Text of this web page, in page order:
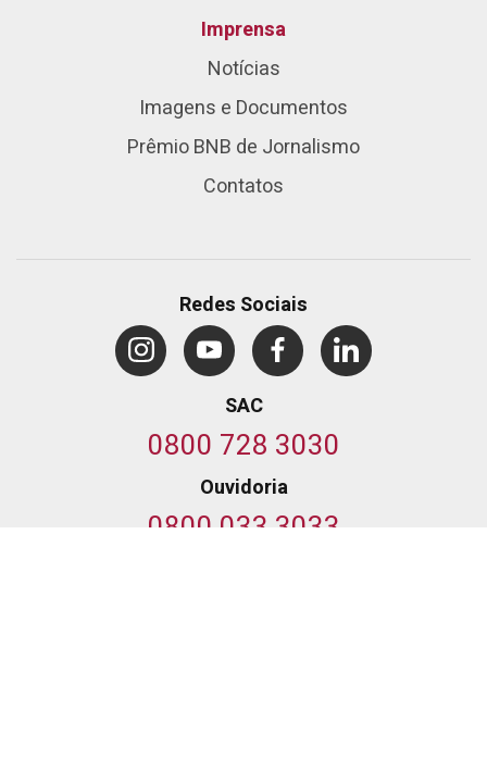
Imprensa
Notícias
Imagens e Documentos
Prêmio BNB de Jornalismo
Contatos
Redes Sociais
SAC
0800 728 3030
Ouvidoria
0800 033 3033